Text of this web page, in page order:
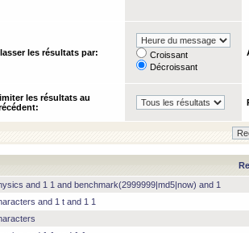
les résultats par:
Croissant
Décroissant
les résultats au
and 1 1 and benchmark(2999999|md5|now) and 1
and 1 t and 1 1